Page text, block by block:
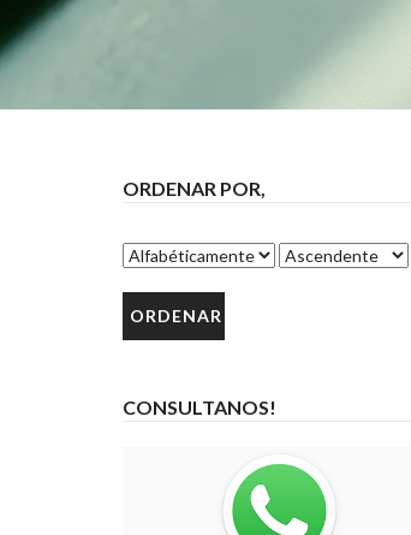
ORDENAR POR,
CONSULTANOS!